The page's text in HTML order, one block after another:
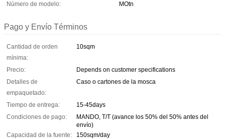
Número de modelo:
MOtn
Pago y Envío Términos
Cantidad de orden
mínima:
10sqm
Precio:
Depends on customer specifications
Detalles de
empaquetado:
Caso o cartones de la mosca
Tiempo de entrega:
15-45days
Condiciones de pago:
MANDO, T/T (avance los 50% del 50% antes del
envío)
Capacidad de la fuente:
150sqm/day